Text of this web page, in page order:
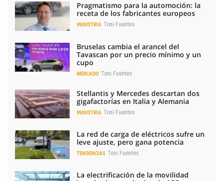
Pragmatismo para la automoción: la
receta de los fabricantes europeos
INDUSTRIA Toni Fuentes
Bruselas cambia el arancel del
Tavascan por un precio mínimo y un
cupo
MERCADO Toni Fuentes
Stellantis y Mercedes descartan dos
gigafactorías en Italia y Alemania
INDUSTRIA Toni Fuentes
La red de carga de eléctricos sufre un
leve ajuste, pero gana potencia
TENDENCIAS Toni Fuentes
La electrificación de la movilidad